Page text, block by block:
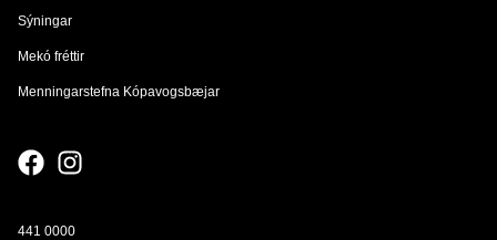
Sýningar
Mekó fréttir
Menningarstefna Kópavogsbæjar
441 0000